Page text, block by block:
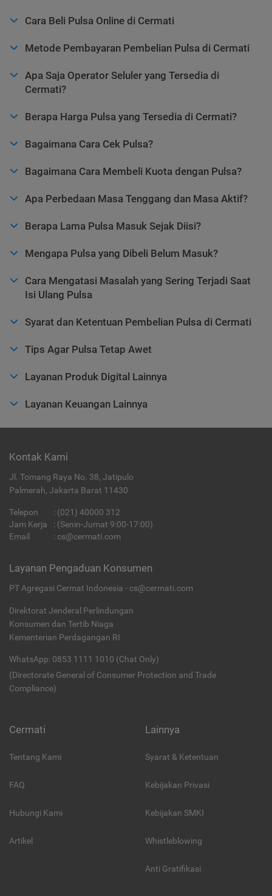
Cara Beli Pulsa Online di Cermati
Metode Pembayaran Pembelian Pulsa di Cermati
Apa Saja Operator Seluler yang Tersedia di
Cermati?
Berapa Harga Pulsa yang Tersedia di Cermati?
Bagaimana Cara Cek Pulsa?
Bagaimana Cara Membeli Kuota dengan Pulsa?
Apa Perbedaan Masa Tenggang dan Masa Aktif?
Berapa Lama Pulsa Masuk Sejak Diisi?
Mengapa Pulsa yang Dibeli Belum Masuk?
Cara Mengatasi Masalah yang Sering Terjadi Saat
Isi Ulang Pulsa
Syarat dan Ketentuan Pembelian Pulsa di Cermati
Tips Agar Pulsa Tetap Awet
Layanan Produk Digital Lainnya
Layanan Keuangan Lainnya
Kontak Kami
Jl. Tomang Raya No. 38, Jatipulo
Palmerah, Jakarta Barat 11430
Telepon : (021) 40000 312
Jam Kerja
: (Senin-Jumat 9:00-17:00)
Email
: cs@cermati.com
Layanan Pengaduan Konsumen
PT Agregasi Cermat Indonesia - cs@cermati.com
Direktorat Jenderal Perlindungan
Konsumen dan Tertib Niaga
Kementerian Perdagangan RI
WhatsApp: 0853 1111 1010 (Chat Only)
(Directorate General of Consumer Protection and Trade
Compliance)
Cermati
Tentang Kami
FAQ
Hubungi Kami
Artikel
Lainnya
Syarat & Ketentuan
Kebijakan Privasi
Kebijakan SMKI
Whistleblowing
Anti Gratifikasi